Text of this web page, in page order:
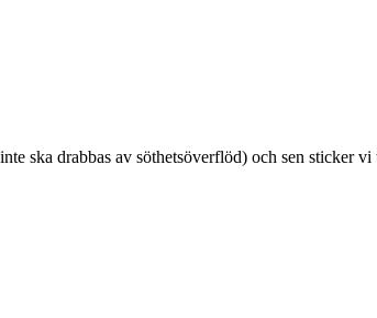
ska drabbas av söthetsöverflöd) och sen sticker